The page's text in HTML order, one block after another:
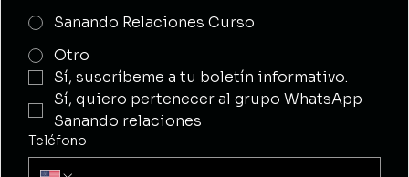
Sanando Relaciones Curso
Otro
Sí, suscríbeme a tu boletín informativo.
Sí, quiero pertenecer al grupo WhatsApp
Sanando relaciones
Teléfono